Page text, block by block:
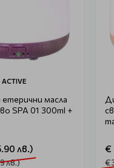
ACTIVE
масла
SPA 01 300ml +
лв.)
лв.)
€
€